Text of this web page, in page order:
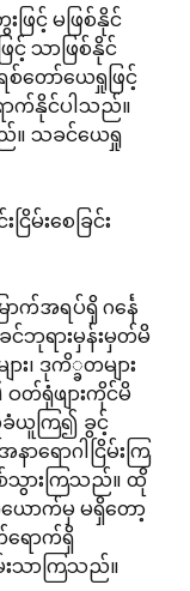
ြင့် မဖြစ်နိုင်
င့် သာဖြစ်နိုင်
တော်ယေရှုဖြင့်
ာက်နိုင်ပါသည်။
ည်။ သခင်ယေရှု
မ်းစေခြင်း
က်အရပ်ရှိ ဂင်္နေ
ဘုရားမှန်းမှတ်မိ
း၊ ဒုကိ္ခတများ
ရုံဖျားကိုင်မိ
ခံယူကြ၍ ခွင့်
ောဂါငြိမ်းကြ
သွားကြသည်။ ထို
ောက်မှ မရှိတော့
ောက်ရှိ
းသာကြသည်။